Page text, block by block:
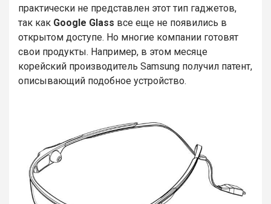
практически не представлен этот тип гаджетов,
так как Google Glass все еще не появились в
открытом доступе. Но многие компании готовят
свои продукты. Например, в этом месяце
корейский производитель Samsung получил патент,
описывающий подобное устройство.